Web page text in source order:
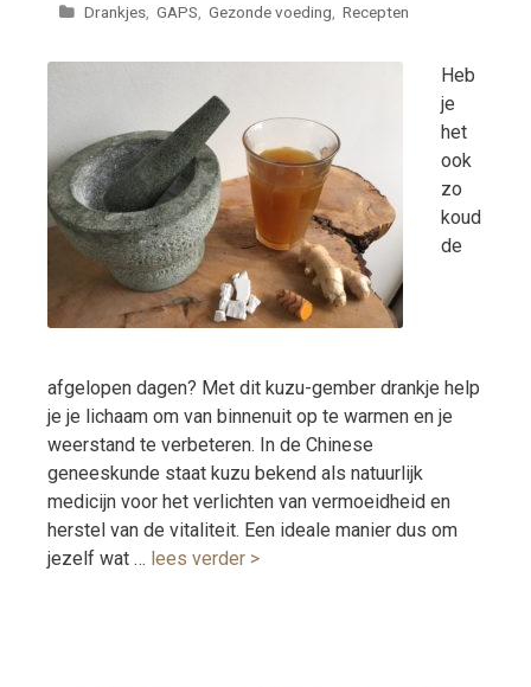
Categorieën
Drankjes GAPS Gezonde voeding Recepten
Heb
je
het
ook
zo
koud
de
afgelopen dagen? Met dit kuzu-gember drankje help
je je lichaam om van binnenuit op te warmen en je
weerstand te verbeteren. In de Chinese
geneeskunde staat kuzu bekend als natuurlijk
medicijn voor het verlichten van vermoeidheid en
herstel van de vitaliteit. Een ideale manier dus om
jezelf wat … lees verder >